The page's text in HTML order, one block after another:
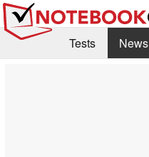
Tests News